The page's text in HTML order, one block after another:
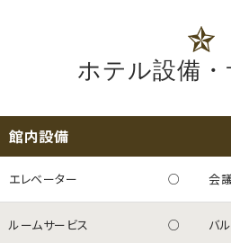
ホテル設備・
館内設備
エレベーター ○ 会
ルームサービス ○ バ